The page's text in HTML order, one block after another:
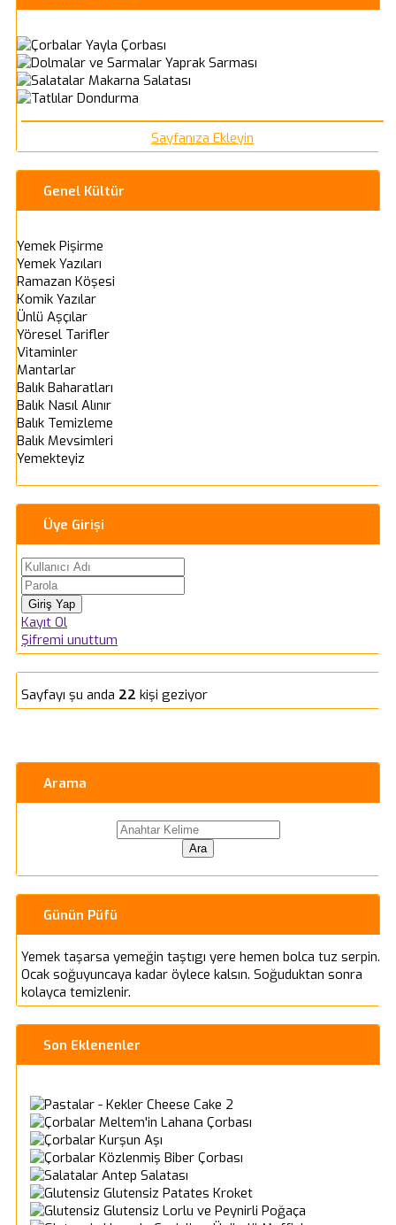
Yayla Çorbası
Yaprak Sarması
Makarna Salatası
Dondurma
Sayfanıza Ekleyin
Genel Kültür
Yemek Pişirme
Yemek Yazıları
Ramazan Köşesi
Komik Yazılar
Ünlü Aşçılar
Yöresel Tarifler
Vitaminler
Mantarlar
Balık Baharatları
Balık Nasıl Alınır
Balık Temizleme
Balık Mevsimleri
Yemekteyiz
Üye Girişi
Kayıt Ol
Şifremi unuttum
Sayfayı şu anda 22 kişi geziyor
Arama
Günün Püfü
Yemek taşarsa yemeğin taştıgı yere hemen bolca tuz serpin.
Ocak soğuyuncaya kadar öylece kalsın. Soğuduktan sonra
kolayca temizlenir.
Son Eklenenler
Cheese Cake 2
Meltem'in Lahana Çorbası
Kurşun Aşı
Közlenmiş Biber Çorbası
Antep Salatası
Glutensiz Patates Kroket
Glutensiz Lorlu ve Peynirli Poğaça